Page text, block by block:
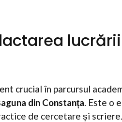
crucial în parcursul
din Constanța. Este o
de cercetare și